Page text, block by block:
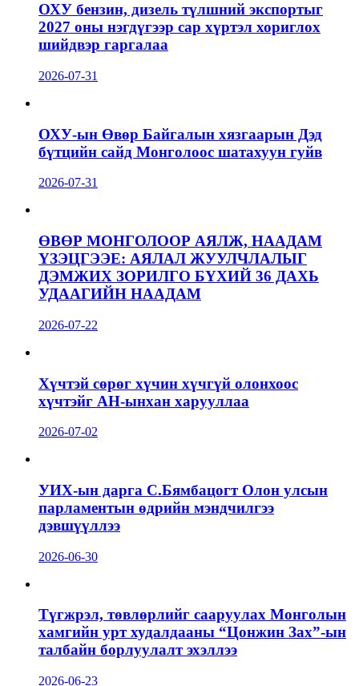
ОХУ бензин, дизель түлшний экспортыг
2027 оны нэгдүгээр сар хүртэл хориглох
шийдвэр гаргалаа
2026-07-31
ОХУ-ын Өвөр Байгалын хязгаарын Дэд
бүтцийн сайд Монголоос шатахуун гуйв
2026-07-31
ӨВӨР МОНГОЛООР АЯЛЖ, НААДАМ
ҮЗЭЦГЭЭЕ: АЯЛАЛ ЖУУЛЧЛАЛЫГ
ДЭМЖИХ ЗОРИЛГО БҮХИЙ 36 ДАХЬ
УДААГИЙН НААДАМ
2026-07-22
Хүчтэй сөрөг хүчин хүчгүй олонхоос
хүчтэйг АН-ынхан харууллаа
2026-07-02
УИХ-ын дарга С.Бямбацогт Олон улсын
парламентын өдрийн мэндчилгээ
дэвшүүллээ
2026-06-30
Түгжрэл, төвлөрлийг сааруулах Монголын
хамгийн урт худалдааны “Цонжин Зах”-ын
талбайн борлуулалт эхэллээ
2026-06-23